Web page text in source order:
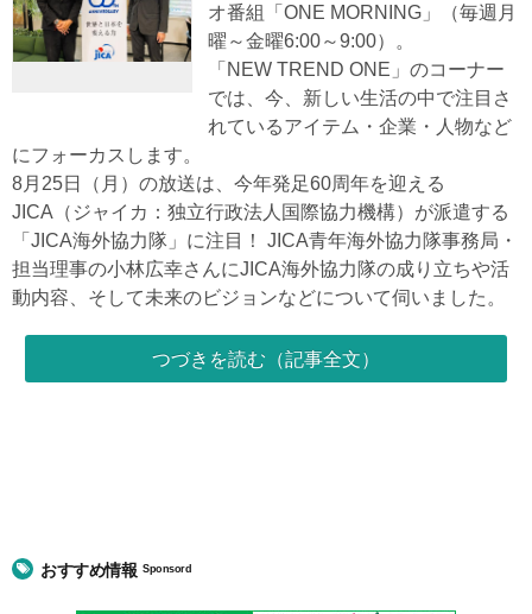
オ番組「ONE MORNING」（毎週月
曜～金曜6:00～9:00）。
「NEW TREND ONE」のコーナー
では、今、新しい生活の中で注目さ
れているアイテム・企業・人物など
にフォーカスします。
8月25日（月）の放送は、今年発足60周年を迎える
JICA（ジャイカ：独立行政法人国際協力機構）が派遣する
「JICA海外協力隊」に注目！ JICA青年海外協力隊事務局・
担当理事の小林広幸さんにJICA海外協力隊の成り立ちや活
動内容、そして未来のビジョンなどについて伺いました。
つづきを読む（記事全文）
おすすめ情報Sponsord